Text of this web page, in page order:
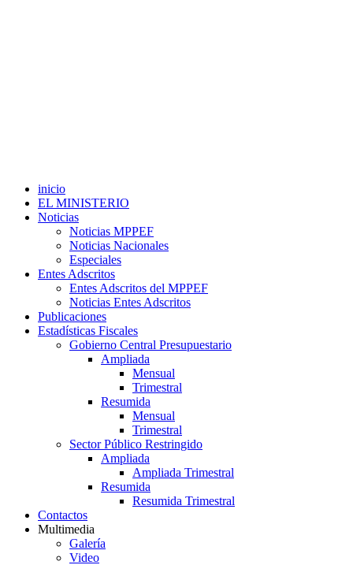
inicio
EL MINISTERIO
Noticias
Noticias MPPEF
Noticias Nacionales
Especiales
Entes Adscritos
Entes Adscritos del MPPEF
Noticias Entes Adscritos
Publicaciones
Estadísticas Fiscales
Gobierno Central Presupuestario
Ampliada
Mensual
Trimestral
Resumida
Mensual
Trimestral
Sector Público Restringido
Ampliada
Ampliada Trimestral
Resumida
Resumida Trimestral
Contactos
Multimedia
Galería
Video